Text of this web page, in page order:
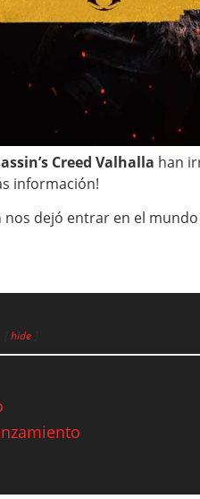
Creed Valhalla han
información!
dejó entrar en el
hide